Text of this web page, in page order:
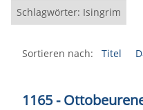
Schlagwörter: Isingrim
Sortieren nach: Titel
1165 -